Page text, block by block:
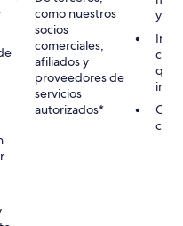
como nuestros
socios
comerciales,
afiliados y
proveedores de
servicios
autorizados*
y